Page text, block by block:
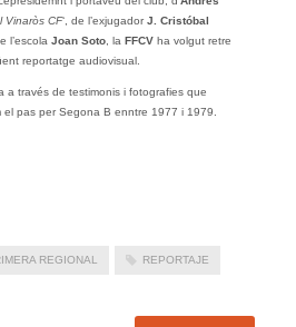
Vinaròs CF‘, de l’exjugadorJ. Cristóbal
l’escola Joan Soto, la FFCVha volgut retre
reportatge audiovisual.
a través de testimonis i fotografies que
pas per Segona B enntre 1977 i 1979.
REGIONAL REPORTAJE